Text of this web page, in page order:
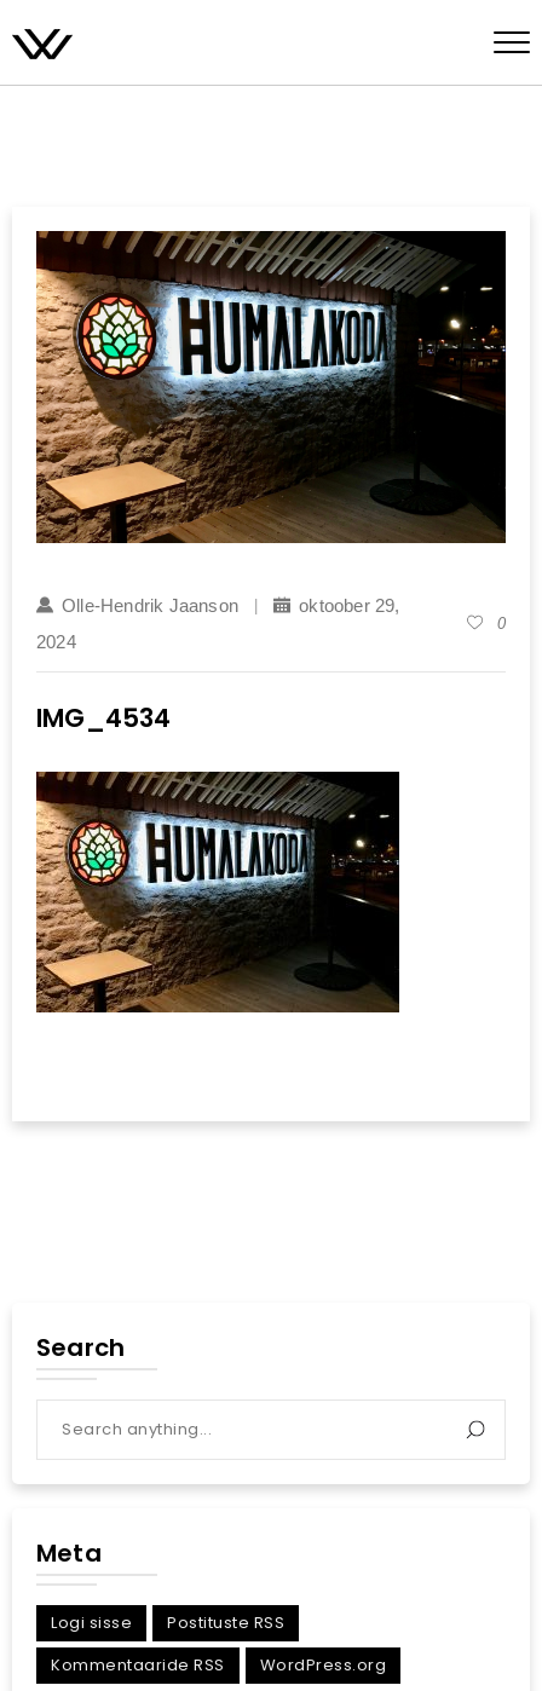
Olle-Hendrik Jaanson
oktoober 29,
2024
0
IMG_4534
Search
Meta
Logi sisse
Postituste RSS
Kommentaaride RSS
WordPress.org